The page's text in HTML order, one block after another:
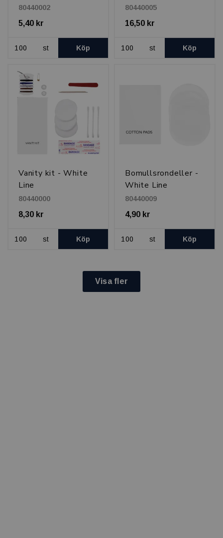
80440002
5,40 kr
st Köp
80440005
16,50 kr
st Köp
Vanity kit - White
Line
80440000
8,30 kr
st Köp
Bomullsrondeller -
White Line
80440009
4,90 kr
st Köp
Visa fler